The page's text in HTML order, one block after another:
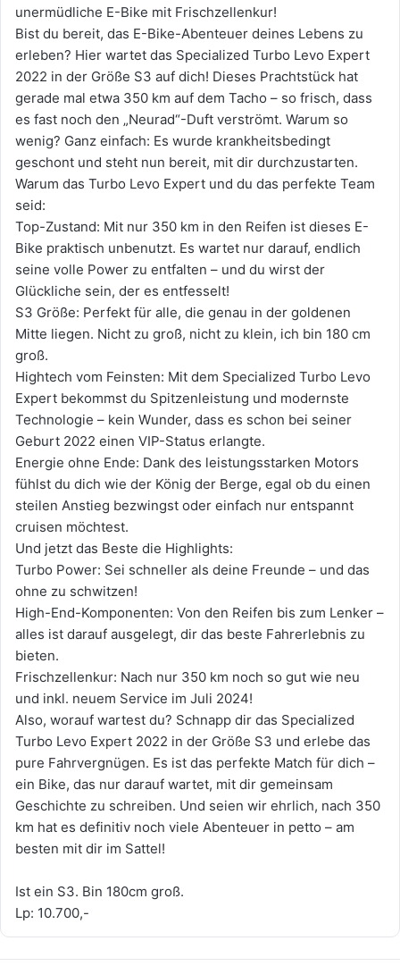
unermüdliche E-Bike mit Frischzellenkur!
Bist du bereit, das E-Bike-Abenteuer deines Lebens zu
erleben? Hier wartet das Specialized Turbo Levo Expert
2022 in der Größe S3 auf dich! Dieses Prachtstück hat
gerade mal etwa 350 km auf dem Tacho – so frisch, dass
es fast noch den „Neurad“-Duft verströmt. Warum so
wenig? Ganz einfach: Es wurde krankheitsbedingt
geschont und steht nun bereit, mit dir durchzustarten.
Warum das Turbo Levo Expert und du das perfekte Team
seid:
Top-Zustand: Mit nur 350 km in den Reifen ist dieses E-
Bike praktisch unbenutzt. Es wartet nur darauf, endlich
seine volle Power zu entfalten – und du wirst der
Glückliche sein, der es entfesselt!
S3 Größe: Perfekt für alle, die genau in der goldenen
Mitte liegen. Nicht zu groß, nicht zu klein, ich bin 180 cm
groß.
Hightech vom Feinsten: Mit dem Specialized Turbo Levo
Expert bekommst du Spitzenleistung und modernste
Technologie – kein Wunder, dass es schon bei seiner
Geburt 2022 einen VIP-Status erlangte.
Energie ohne Ende: Dank des leistungsstarken Motors
fühlst du dich wie der König der Berge, egal ob du einen
steilen Anstieg bezwingst oder einfach nur entspannt
cruisen möchtest.
Und jetzt das Beste die Highlights:
Turbo Power: Sei schneller als deine Freunde – und das
ohne zu schwitzen!
High-End-Komponenten: Von den Reifen bis zum Lenker –
alles ist darauf ausgelegt, dir das beste Fahrerlebnis zu
bieten.
Frischzellenkur: Nach nur 350 km noch so gut wie neu
und inkl. neuem Service im Juli 2024!
Also, worauf wartest du? Schnapp dir das Specialized
Turbo Levo Expert 2022 in der Größe S3 und erlebe das
pure Fahrvergnügen. Es ist das perfekte Match für dich –
ein Bike, das nur darauf wartet, mit dir gemeinsam
Geschichte zu schreiben. Und seien wir ehrlich, nach 350
km hat es definitiv noch viele Abenteuer in petto – am
besten mit dir im Sattel!
Ist ein S3. Bin 180cm groß.
Lp: 10.700,-